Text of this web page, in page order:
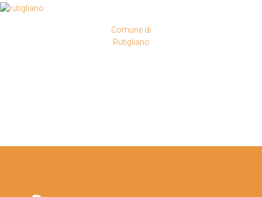
Comune di
Rutigliano